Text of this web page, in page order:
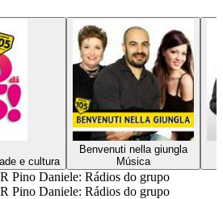
e cultura
Benvenuti nella giungla
Música
Pino Daniele: Rádios do grupo
Pino Daniele: Rádios do grupo